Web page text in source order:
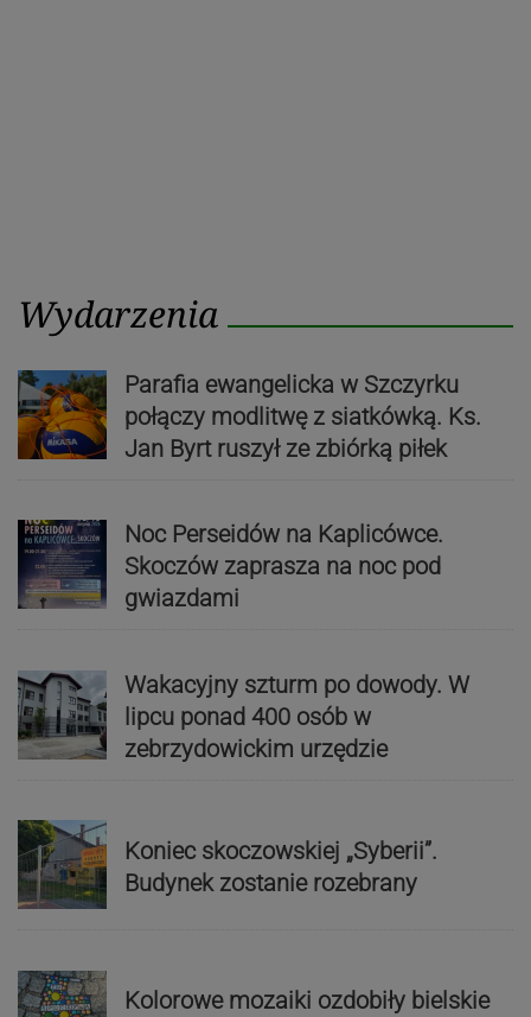
Wydarzenia
Parafia ewangelicka w Szczyrku
połączy modlitwę z siatkówką. Ks.
Jan Byrt ruszył ze zbiórką piłek
Noc Perseidów na Kaplicówce.
Skoczów zaprasza na noc pod
gwiazdami
Wakacyjny szturm po dowody. W
lipcu ponad 400 osób w
zebrzydowickim urzędzie
Koniec skoczowskiej „Syberii”.
Budynek zostanie rozebrany
Kolorowe mozaiki ozdobiły bielskie